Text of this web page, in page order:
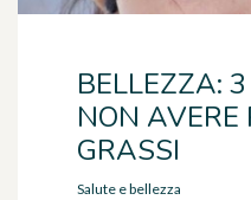
BELLEZZA:
NON AVERE
GRASSI
Salute e bellezza